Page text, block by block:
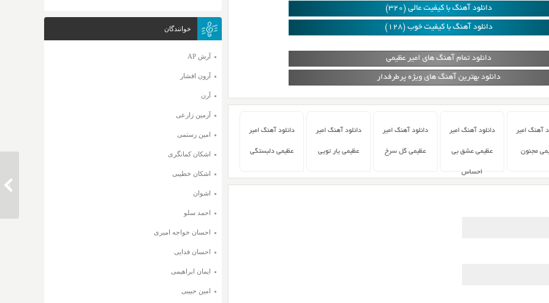
دانلود آهنگ با کیفیت عالی (320)
دانلود آهنگ با کیفیت خوب (128)
دانلود تمام آهنگ های امیر عظیمی
دانلود بهترین آهنگ های ویژه پرطرفدار
آهنگ امیر
مجنون
دانلود آهنگ امیر
عظیمی عشق بی
احساس
دانلود آهنگ امیر
عظیمی گل سرخ
دانلود آهنگ امیر
عظیمی یار تویی
دانلود آهنگ امیر
عظیمی دلبستگی
خوانندگان
آرش AP
آرون افشار
آرن
آرمین زارعی
امین رستمی
اشکان کمانگری
اشکان خطیبی
اشوان
احمد سلو
احسان خواجه امیری
احسان فدایی
ایمان ابراهیمی
امین حبیبی